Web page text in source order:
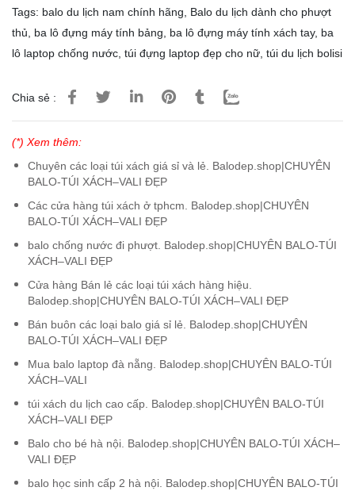
Tags: balo du lịch nam chính hãng, Balo du lịch dành cho phượt
thủ, ba lô đựng máy tính bảng, ba lô đựng máy tính xách tay, ba
lô laptop chống nước, túi đựng laptop đẹp cho nữ, túi du lịch bolisi
Chia sẻ :
(*) Xem thêm:
Chuyên các loại túi xách giá sỉ và lẻ. Balodep.shop|CHUYÊN
BALO-TÚI XÁCH–VALI ĐẸP
Các cửa hàng túi xách ở tphcm. Balodep.shop|CHUYÊN
BALO-TÚI XÁCH–VALI ĐẸP
balo chống nước đi phượt. Balodep.shop|CHUYÊN BALO-TÚI
XÁCH–VALI ĐẸP
Cửa hàng Bán lẻ các loại túi xách hàng hiệu.
Balodep.shop|CHUYÊN BALO-TÚI XÁCH–VALI ĐẸP
Bán buôn các loại balo giá sỉ lẻ. Balodep.shop|CHUYÊN
BALO-TÚI XÁCH–VALI ĐẸP
Mua balo laptop đà nẵng. Balodep.shop|CHUYÊN BALO-TÚI
XÁCH–VALI
túi xách du lịch cao cấp. Balodep.shop|CHUYÊN BALO-TÚI
XÁCH–VALI ĐẸP
Balo cho bé hà nội. Balodep.shop|CHUYÊN BALO-TÚI XÁCH–
VALI ĐẸP
balo học sinh cấp 2 hà nội. Balodep.shop|CHUYÊN BALO-TÚI